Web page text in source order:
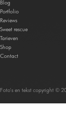
Blog
Portfolio
Reviews
Sweet rescue
Tarieven
Shop
Contact
Foto's en tekst copyright ©